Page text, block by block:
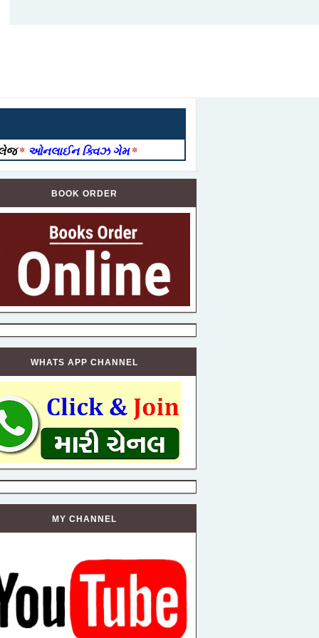
* ઓનલાઈન ક્વિઝ ગેમ*
BOOK ORDER
WHATS APP CHANNEL
MY CHANNEL